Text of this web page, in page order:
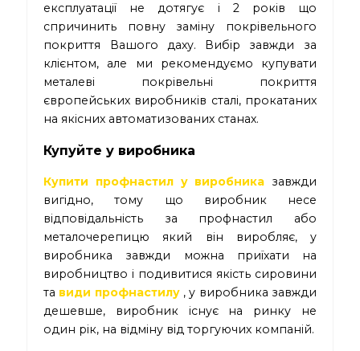
експлуатації не дотягує і 2 років що
спричинить повну заміну покрівельного
покриття Вашого даху. Вибір завжди за
клієнтом, але ми рекомендуємо купувати
металеві покрівельні покриття
європейських виробників сталі, прокатаних
на якісних автоматизованих станах.
Купуйте у виробника
Купити профнастил у виробника завжди
вигідно, тому що виробник несе
відповідальність за профнастил або
металочерепицю який він виробляє, у
виробника завжди можна приїхати на
виробництво і подивитися якість сировини
та види профнастилу, у виробника завжди
дешевше, виробник існує на ринку не
один рік, на відміну від торгуючих компаній.